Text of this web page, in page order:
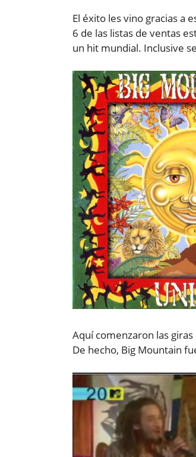
El éxito les vino gracias a
6 de las listas de ventas
un hit mundial. Inclusive
Aquí comenzaron las
De hecho, Big Mountain